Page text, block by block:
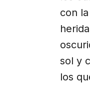
con
sol y
los